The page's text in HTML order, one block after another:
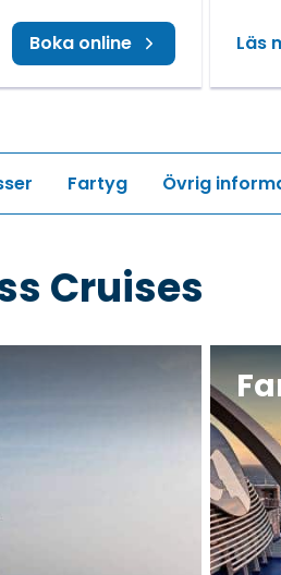
Boka online Läs
:
Fartyg Övrig
Cruises